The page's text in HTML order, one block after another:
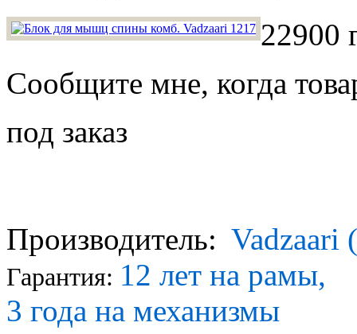
22900
Сообщите мне, когда
под заказ
Производитель: Vadzaari
Гарантия: 12 лет на рамы,
3 года на механизмы